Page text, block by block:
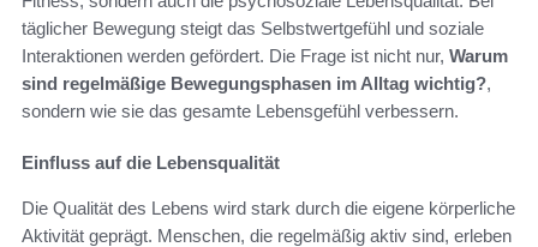
täglicher Bewegung steigt das Selbstwertgefühl und soziale
Interaktionen werden gefördert. Die Frage ist nicht nur, Warum
sind regelmäßige Bewegungsphasen im Alltag wichtig?,
sondern wie sie das gesamte Lebensgefühl verbessern.
Einfluss auf die Lebensqualität
Die Qualität des Lebens wird stark durch die eigene körperliche
Aktivität geprägt. Menschen, die regelmäßig aktiv sind, erleben